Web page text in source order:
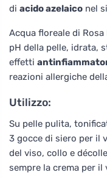
di acido azelaico nel
Acqua floreale di Rosa
pH della pelle, idrata,
effetti
reazioni allergiche
Utilizzo:
Su pelle pulita,
3 gocce di siero per il
del viso, collo e
sempre la crema per